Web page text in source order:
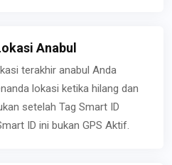
Anabul
terakhir anabul Anda
lokasi ketika hilang dan
setelah Tag Smart ID
ID ini bukan GPS Aktif.